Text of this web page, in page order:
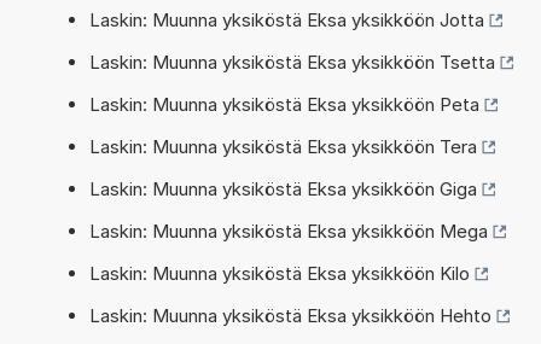
Laskin: Muunna yksiköstä Eksa yksikköön Jotta
Laskin: Muunna yksiköstä Eksa yksikköön Tsetta
Laskin: Muunna yksiköstä Eksa yksikköön Peta
Laskin: Muunna yksiköstä Eksa yksikköön Tera
Laskin: Muunna yksiköstä Eksa yksikköön Giga
Laskin: Muunna yksiköstä Eksa yksikköön Mega
Laskin: Muunna yksiköstä Eksa yksikköön Kilo
Laskin: Muunna yksiköstä Eksa yksikköön Hehto